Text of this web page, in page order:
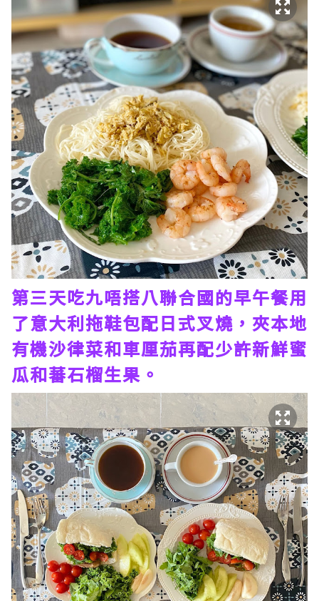
第三天吃九唔搭八聯合國的早午餐用
了意大利拖鞋包配日式叉燒，夾本地
有機沙律菜和車厘茄再配少許新鮮蜜
瓜和蕃石榴生果。